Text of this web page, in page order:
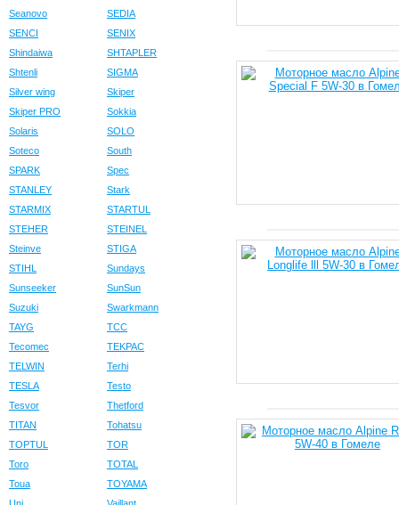
Seanovo
SEDIA
SENCI
SENIX
Shindaiwa
SHTAPLER
Shtenli
SIGMA
Silver wing
Skiper
Skiper PRO
Sokkia
Solaris
SOLO
Soteco
South
SPARK
Spec
STANLEY
Stark
STARMIX
STARTUL
STEHER
STEINEL
Steinve
STIGA
STIHL
Sundays
Sunseeker
SunSun
Suzuki
Swarkmann
TAYG
TCC
Tecomec
TEKPAC
TELWIN
Terhi
TESLA
Testo
Tesvor
Thetford
TITAN
Tohatsu
TOPTUL
TOR
Toro
TOTAL
Toua
TOYAMA